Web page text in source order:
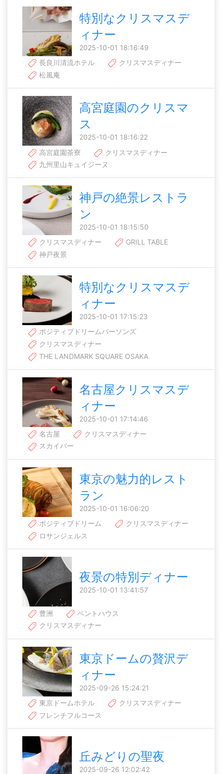
特別なクリスマスデ
ィナー
2025-10-01 18:16:49
長良川清流ホテル
クリスマスディナー
松風庵
高宮庭園のクリスマ
ス
2025-10-01 18:16:22
高宮庭園茶寮
クリスマスディナー
九州里山キュイジーヌ
神戸の絶景レストラ
ン
2025-10-01 18:15:50
クリスマスディナー
GRILL TABLE
神戸夜景
特別なクリスマスデ
ィナー
2025-10-01 17:15:23
ポジティブドリームパーソンズ
クリスマスディナー
THE LANDMARK SQUARE OSAKA
名古屋クリスマスデ
ィナー
2025-10-01 17:14:46
名古屋
クリスマスディナー
スカイバー
東京の魅力的レスト
ラン
2025-10-01 16:06:20
ポジティブドリーム
クリスマスディナー
ロサンジェルス
夜景の特別ディナー
2025-10-01 13:41:57
豊洲
ペントハウス
クリスマスディナー
東京ドームの贅沢デ
ィナー
2025-09-26 15:24:21
東京ドームホテル
クリスマスディナー
フレンチフルコース
丘みどりの聖夜
2025-09-26 12:02:42